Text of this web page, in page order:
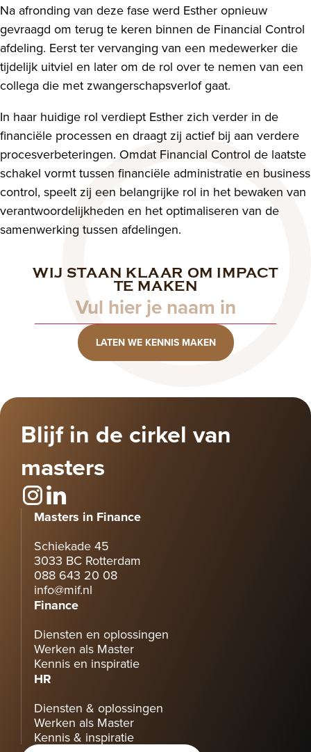
Na afronding van deze fase werd Esther opnieuw
gevraagd om terug te keren binnen de Financial Control
afdeling. Eerst ter vervanging van een medewerker die
tijdelijk uitviel en later om de rol over te nemen van een
collega die met zwangerschapsverlof gaat.
In haar huidige rol verdiept Esther zich verder in de
financiële processen en draagt zij actief bij aan verdere
procesverbeteringen. Omdat Financial Control de laatste
schakel vormt tussen financiële administratie en business
control, speelt zij een belangrijke rol in het bewaken van
verantwoordelijkheden en het optimaliseren van de
samenwerking tussen afdelingen.
WIJ STAAN KLAAR OM IMPACT
TE MAKEN
Naam
LATEN WE KENNIS MAKEN
Blijf in de cirkel van
masters
Masters in Finance
Schiekade 45
3033 BC Rotterdam
088 643 20 08
info@mif.nl
Finance
Diensten en oplossingen
Werken als Master
Kennis en inspiratie
HR
Diensten & oplossingen
Werken als Master
Kennis & inspiratie